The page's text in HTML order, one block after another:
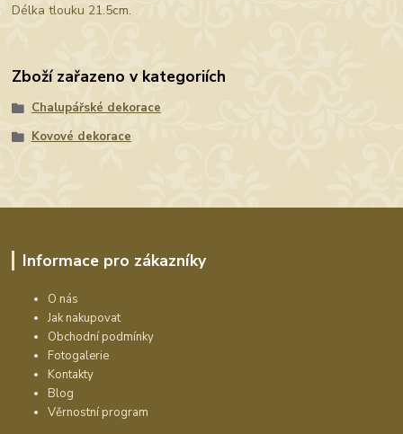
Délka tlouku 21.5cm.
Zboží zařazeno v kategoriích
Chalupářské dekorace
Kovové dekorace
Informace pro zákazníky
O nás
Jak nakupovat
Obchodní podmínky
Fotogalerie
Kontakty
Blog
Věrnostní program